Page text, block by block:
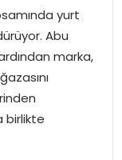
yurt
Abu
marka,
birlikte